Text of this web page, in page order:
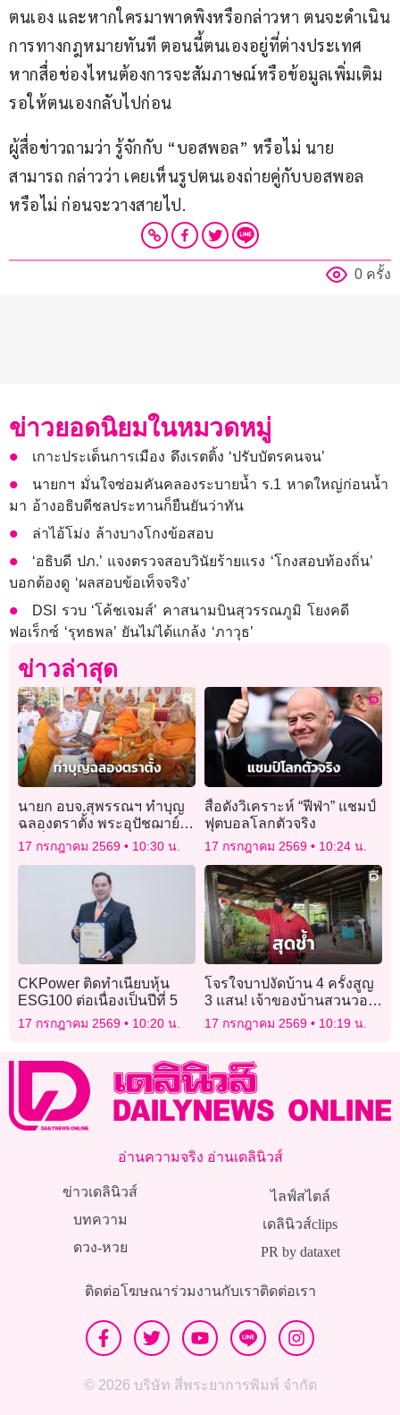
ตนเอง และหากใครมาพาดพิงหรือกล่าวหา ตนจะดำเนิน
การทางกฎหมายทันที ตอนนี้ตนเองอยู่ที่ต่างประเทศ
หากสื่อช่องไหนต้องการจะสัมภาษณ์หรือข้อมูลเพิ่มเติม
รอให้ตนเองกลับไปก่อน
ผู้สื่อข่าวถามว่า รู้จักกับ “บอสพอล” หรือไม่ นาย
สามารถ กล่าวว่า เคยเห็นรูปตนเองถ่ายคู่กับบอสพอล
หรือไม่ ก่อนจะวางสายไป.
0 ครั้ง
ข่าวยอดนิยมในหมวดหมู่
เกาะประเด็นการเมือง ดึงเรตติ้ง ‘ปรับบัตรคนจน’
นายกฯ มั่นใจซ่อมคันคลองระบายน้ำ ร.1 หาดใหญ่ก่อนน้ำ
มา อ้างอธิบดีชลประทานก็ยืนยันว่าทัน
ล่าไอ้โม่ง ล้างบางโกงข้อสอบ
‘อธิบดี ปภ.’ แจงตรวจสอบวินัยร้ายแรง ‘โกงสอบท้องถิ่น’
บอกต้องดู ‘ผลสอบข้อเท็จจริง’
DSI รวบ ‘โค้ชเจมส์’ คาสนามบินสุวรรณภูมิ โยงคดี
ฟอเร็กซ์ ‘รุทธพล’ ยันไม่ได้แกล้ง ‘ภาวุธ’
ข่าวล่าสุด
นายก อบจ.สุพรรณฯ ทำบุญ
ฉลองตราตั้ง พระอุปัชฌาย์
รุ่นที่ 59
17 กรกฎาคม 2569 10:30 น.
สื่อดังวิเคราะห์ “ฟีฟ่า” แชมป์
ฟุตบอลโลกตัวจริง
17 กรกฎาคม 2569 10:24 น.
CKPower ติดทำเนียบหุ้น
ESG100 ต่อเนื่องเป็นปีที่ 5
17 กรกฎาคม 2569 10:20 น.
โจรใจบาปงัดบ้าน 4 ครั้งสูญ
3 แสน! เจ้าของบ้านสวนวอน
“เหลือทางทำมาหากินให้
17 กรกฎาคม 2569 10:19 น.
อ่านความจริง อ่านเดลินิวส์
ข่าวเดลินิวส์
บทความ
ดวง-หวย
ไลฟ์สไตล์
เดลินิวส์clips
PR by dataxet
ติดต่อโฆษณาร่วมงานกับเราติดต่อเรา
© 2026 บริษัท สี่พระยาการพิมพ์ จำกัด